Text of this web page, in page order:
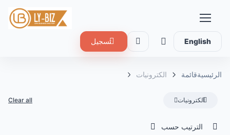
English تسجيل
الرئيسيةقائمة الكترونيات
الكترونيات Clear all
الترتيب حسب